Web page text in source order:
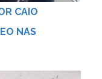
CAIO
NAS